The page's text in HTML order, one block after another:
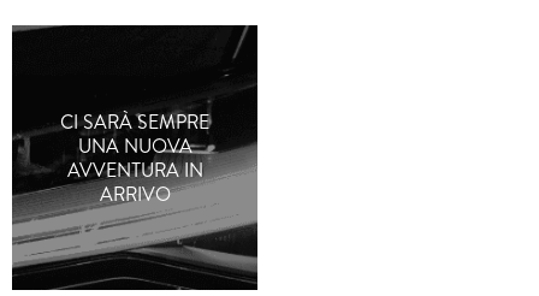
CI SARÀ SEMPRE
UNA NUOVA
AVVENTURA IN
ARRIVO